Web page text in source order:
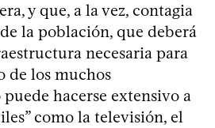
y que, a la vez, contagia
la población, que deberá
necesaria para
de los muchos
hacerse extensivo a
como la televisión, el